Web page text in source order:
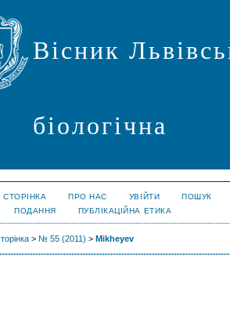
Вісник
біологічна
ПРО НАС УВІЙТИ
ПОШУК
ПОДАННЯ ПУБЛІКАЦІЙНА ЕТИКА
> № 55 (2011) > Mikheyev